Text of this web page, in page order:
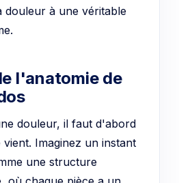
douleur à une véritable
l'anatomie de
douleur, il faut d'abord
Imaginez un instant
une structure